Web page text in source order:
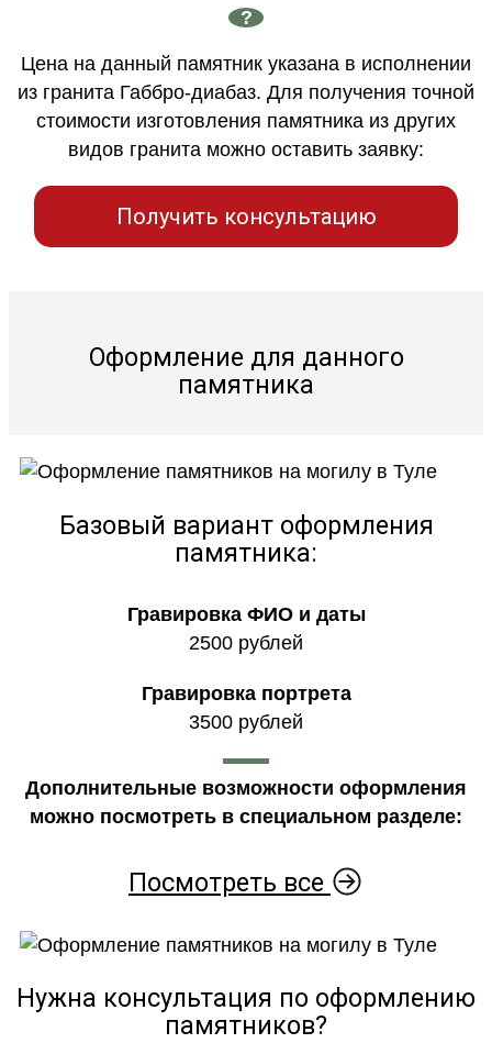
?
Цена на данный памятник указана в исполнении
из гранита Габбро-диабаз. Для получения точной
стоимости изготовления памятника из других
видов гранита можно оставить заявку:
Получить консультацию
Оформление для данного
памятника
Базовый вариант оформления
памятника:
Гравировка ФИО и даты
2500 рублей
Гравировка портрета
3500 рублей
Дополнительные возможности оформления
можно посмотреть в специальном разделе:
Посмотреть все
Нужна консультация по оформлению
памятников?